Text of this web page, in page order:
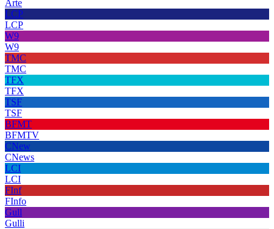
Arte
LCP
LCP
W9
W9
TMC
TMC
TFX
TFX
TSF
TSF
BFMT
BFMTV
CNew
CNews
LCI
LCI
FInf
FInfo
Gull
Gulli